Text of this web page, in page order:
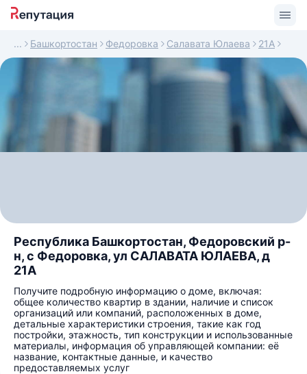
Башкортостан Федоровка Салавата Юлаева 21А
Республика Башкортостан, Федоровский р-
н, с Федоровка, ул САЛАВАТА ЮЛАЕВА, д
21А
Получите подробную информацию о доме, включая:
общее количество квартир в здании, наличие и список
организаций или компаний, расположенных в доме,
детальные характеристики строения, такие как год
постройки, этажность, тип конструкции и использованные
материалы, информация об управляющей компании: её
название, контактные данные, и качество
предоставляемых услуг